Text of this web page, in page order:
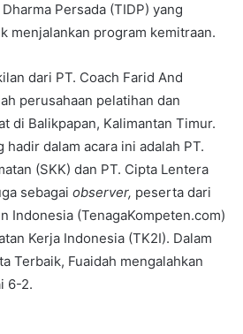
Persada (TIDP) yang
menjalankan program kemitraan.
dari PT. Coach Farid And
perusahaan pelatihan dan
di Balikpapan, Kalimantan Timur.
dalam acara ini adalah PT.
(SKK) dan PT. Cipta Lentera
sebagai observer, peserta dari
Indonesia (TenagaKompeten.com)
Kerja Indonesia (TK2I). Dalam
Terbaik, Fuaidah mengalahkan
6-2.